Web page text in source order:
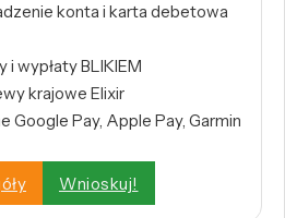
konta i karta debetowa
i wypłaty BLIKIEM
krajowe Elixir
Google Pay, Apple Pay, Garmin
Wnioskuj!